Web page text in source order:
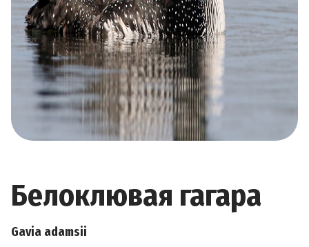
Белоклювая гагара
Gavia adamsii